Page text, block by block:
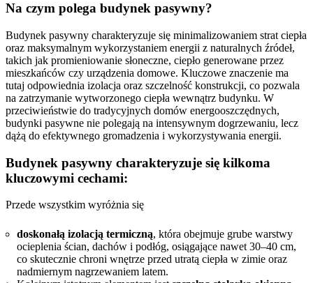
Na czym polega budynek pasywny?
Budynek pasywny charakteryzuje się minimalizowaniem strat ciepła
oraz maksymalnym wykorzystaniem energii z naturalnych źródeł,
takich jak promieniowanie słoneczne, ciepło generowane przez
mieszkańców czy urządzenia domowe. Kluczowe znaczenie ma
tutaj odpowiednia izolacja oraz szczelność konstrukcji, co pozwala
na zatrzymanie wytworzonego ciepła wewnątrz budynku. W
przeciwieństwie do tradycyjnych domów energooszczędnych,
budynki pasywne nie polegają na intensywnym dogrzewaniu, lecz
dążą do efektywnego gromadzenia i wykorzystywania energii.
Budynek pasywny charakteryzuje się kilkoma
kluczowymi cechami:
Przede wszystkim wyróżnia się
doskonałą izolacją termiczną, która obejmuje grube warstwy
ocieplenia ścian, dachów i podłóg, osiągające nawet 30–40 cm,
co skutecznie chroni wnętrze przed utratą ciepła w zimie oraz
nadmiernym nagrzewaniem latem.